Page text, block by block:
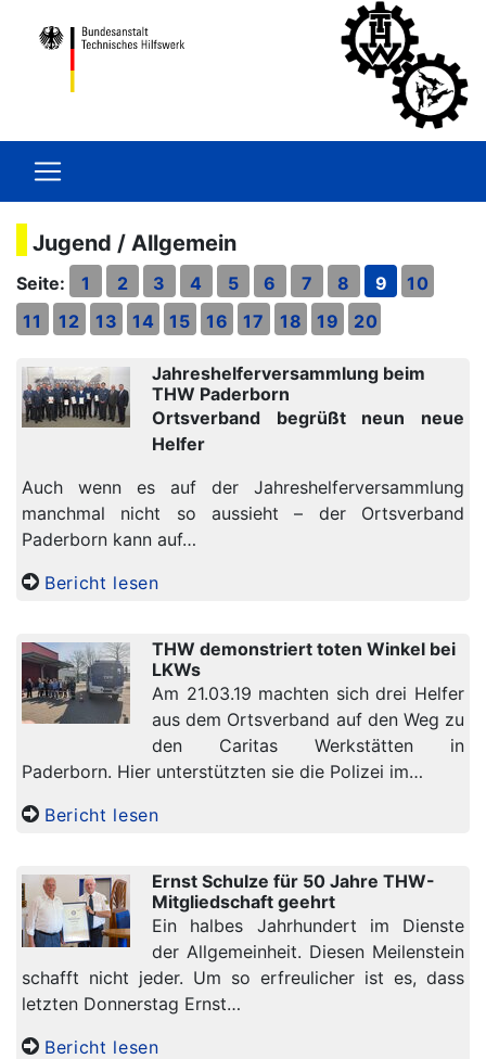
Jugend / Allgemein
Seite: 1 2 3 4 5 6 7 8 9
10
11
12 13 14 15 16 17 18 19 20
Jahreshelferversammlung beim
THW Paderborn
Ortsverband begrüßt neun neue
Helfer
Auch wenn es auf der Jahreshelferversammlung
manchmal nicht so aussieht – der Ortsverband
Paderborn kann auf…
Bericht lesen
THW demonstriert toten Winkel bei
LKWs
Am 21.03.19 machten sich drei Helfer
aus dem Ortsverband auf den Weg zu
den Caritas Werkstätten in
Paderborn. Hier unterstützten sie die Polizei im…
Bericht lesen
Ernst Schulze für 50 Jahre THW-
Mitgliedschaft geehrt
Ein halbes Jahrhundert im Dienste
der Allgemeinheit. Diesen Meilenstein
schafft nicht jeder. Um so erfreulicher ist es, dass
letzten Donnerstag Ernst…
Bericht lesen